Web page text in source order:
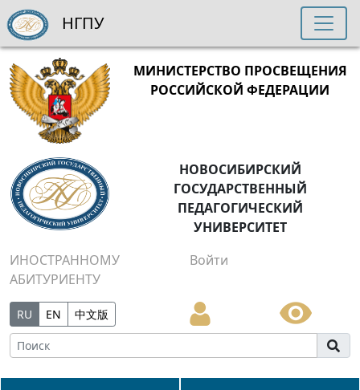
МИНИСТЕРСТВО ПРОСВЕЩЕНИЯ
РОССИЙСКОЙ ФЕДЕРАЦИИ
НОВОСИБИРСКИЙ
ГОСУДАРСТВЕННЫЙ
ПЕДАГОГИЧЕСКИЙ
УНИВЕРСИТЕТ
ИНОСТРАННОМУ
АБИТУРИЕНТУ
Войти
RU EN 中文版
НГПУ